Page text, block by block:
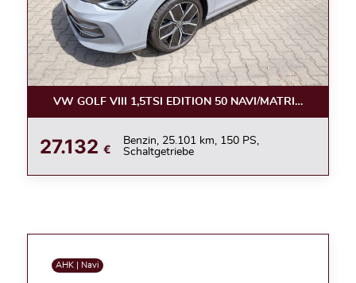
VW GOLF VIII 1,5TSI EDITION 50 NAVI/MATRIX/360°/ACC
27.132 €
Benzin, 25.101 km, 150 PS,
Schaltgetriebe
AHK | Navi